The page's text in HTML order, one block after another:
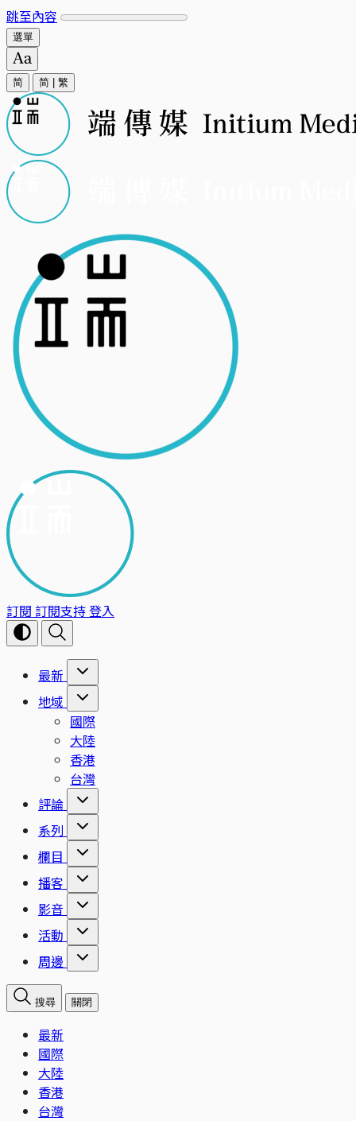
跳至內容
選單
简 简 繁
訂閱 訂閱支持登入
最新
地域
國際
大陸
香港
台灣
評論
系列
欄目
播客
影音
活動
周邊
搜尋 關閉
最新
國際
大陸
香港
台灣